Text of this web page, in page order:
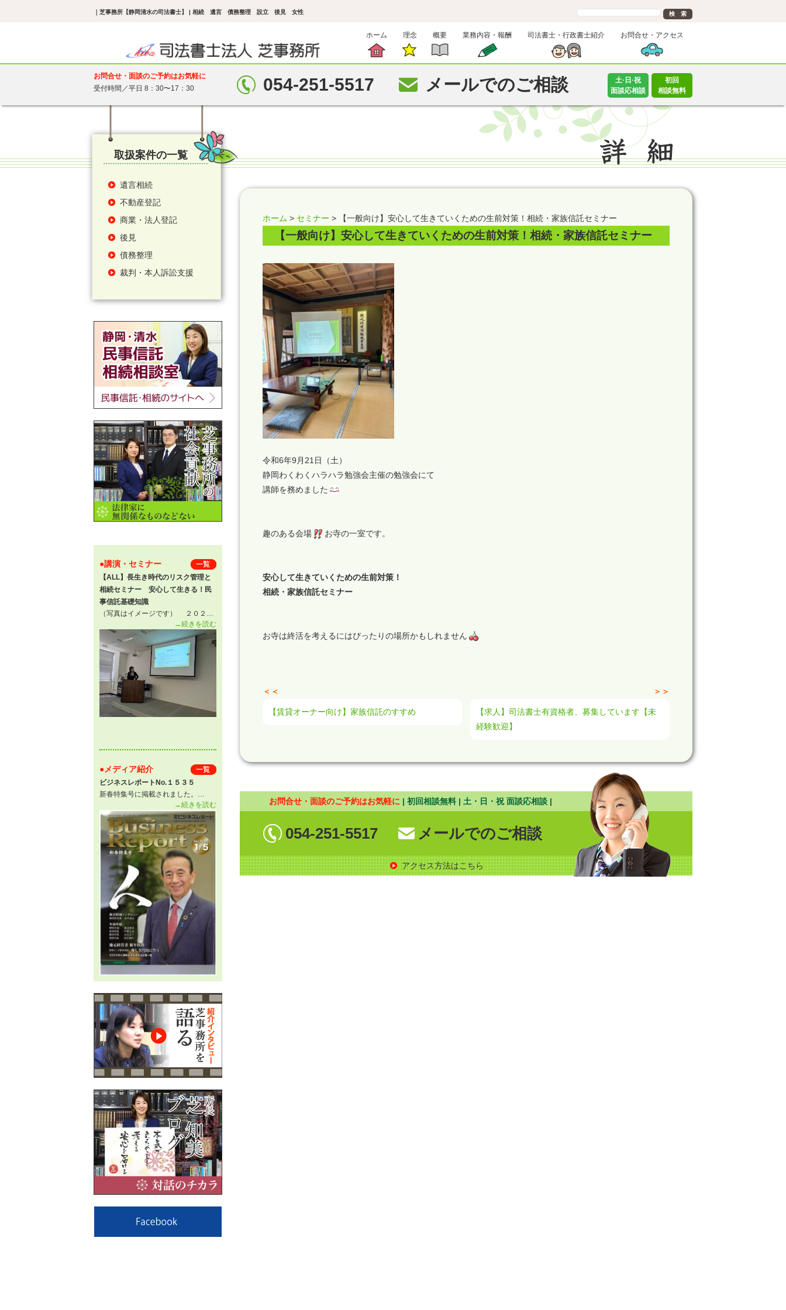
｜芝事務所【静岡清水の司法書士】 | 相続 遺言 債務整理 設立 後見 女性
ホーム 理念 概要 業務内容・報酬 司法書士・行政書士紹介 お問合せ・アクセス
お問合せ・面談のご予約はお気軽に
受付時間／平日 8：30〜17：30
054-251-5517 メールでのご相談
土·日·祝
面談応相談
初回
相談無料
ホーム > セミナー > 【一般向け】安心して生きていくための生前対策！相続・家族信託セミナー
【一般向け】安心して生きていくための生前対策！相続・家族信託セミナー
令和6年9月21日（土）
静岡わくわくハラハラ勉強会主催の勉強会にて
講師を務めました
趣のある会場 お寺の一室です。
安心して生きていくための生前対策！
相続・家族信託セミナー
お寺は終活を考えるにはぴったりの場所かもしれません
＜＜
【賃貸オーナー向け】家族信託のすすめ
＞＞
【求人】司法書士有資格者、募集しています【未
経験歓迎】
お問合せ・面談のご予約はお気軽に | 初回相談無料 | 土・日・祝 面談応相談 |
054-251-5517 メールでのご相談
アクセス方法はこちら
取扱案件の一覧
遺言相続
不動産登記
商業・法人登記
後見
債務整理
裁判・本人訴訟支援
●講演・セミナー
【ALL】長生き時代のリスク管理と
相続セミナー 安心して生きる！民
事信託基礎知識
（写真はイメージです） ２０２…
→続きを読む
●メディア紹介
ビジネスレポートNo.１５３５
新春特集号に掲載されました。…
→続きを読む